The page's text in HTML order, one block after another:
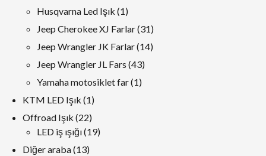
Husqvarna Led Işık 11
ürün
Jeep Cherokee XJ Farlar 3131
ürünler
Jeep Wrangler JK Farlar 1414
Jeep Wrangler JL Fars 4343
Yamaha motosiklet far 11
KTM LED Işık 11
ürün
Offroad Işık 2222
ürünler
LED iş ışığı 1919
Diğer araba 1313